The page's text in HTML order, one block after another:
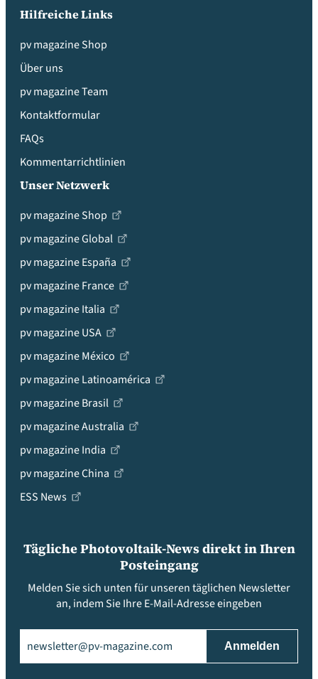
Hilfreiche Links
pv magazine Shop
Über uns
pv magazine Team
Kontaktformular
FAQs
Kommentarrichtlinien
Unser Netzwerk
pv magazine Shop
pv magazine Global
pv magazine España
pv magazine France
pv magazine Italia
pv magazine USA
pv magazine México
pv magazine Latinoamérica
pv magazine Brasil
pv magazine Australia
pv magazine India
pv magazine China
ESS News
Tägliche Photovoltaik-News direkt in Ihren
Posteingang
Melden Sie sich unten für unseren täglichen Newsletter
an, indem Sie Ihre E-Mail-Adresse eingeben